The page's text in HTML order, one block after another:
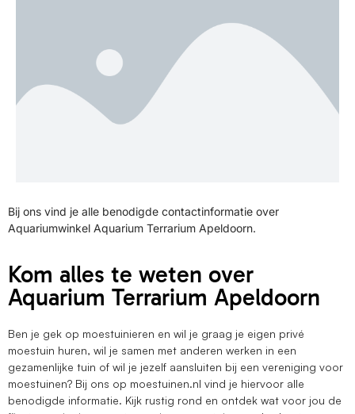
Bij ons vind je alle benodigde contactinformatie over
Aquariumwinkel Aquarium Terrarium Apeldoorn.
Kom alles te weten over
Aquarium Terrarium Apeldoorn
Ben je gek op moestuinieren en wil je graag je eigen privé
moestuin huren, wil je samen met anderen werken in een
gezamenlijke tuin of wil je jezelf aansluiten bij een vereniging voor
moestuinen? Bij ons op moestuinen.nl vind je hiervoor alle
benodigde informatie. Kijk rustig rond en ontdek wat voor jou de